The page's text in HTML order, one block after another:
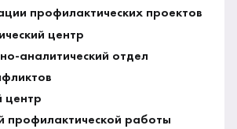
профилактических проектов
центр
аналитический отдел
центр
профилактической работы